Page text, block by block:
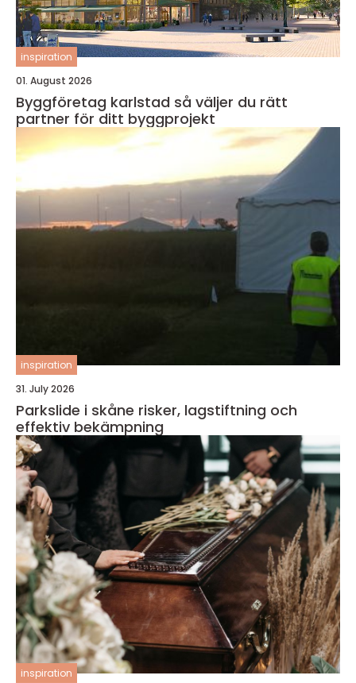
inspiration
01. August 2026
Byggföretag karlstad så väljer du rätt
partner för ditt byggprojekt
inspiration
31. July 2026
Parkslide i skåne risker, lagstiftning och
effektiv bekämpning
inspiration